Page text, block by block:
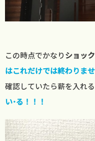
この時点でかなりショック
はこれだけでは終わりま
確認していたら薪を入れ
い･る！！！